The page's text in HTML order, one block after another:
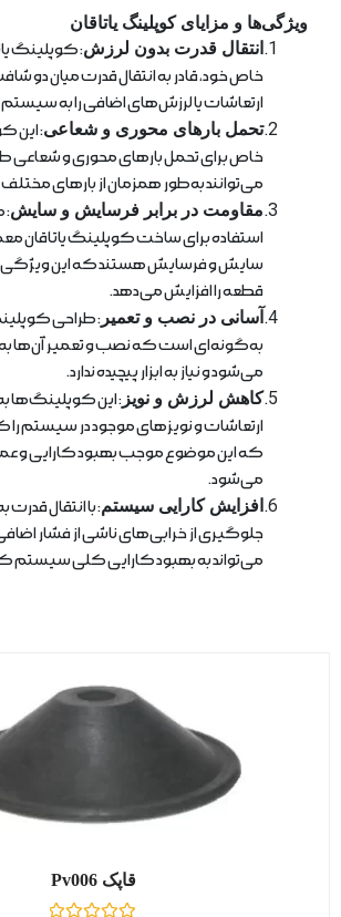
ویژگی‌ها و مزایای کوپلینگ یاتاقان
انتقال قدرت بدون لرزش: کوپلینگ
خاص خود، قادر به انتقال قدرت میان دو
ارتعاشات یا لرزش‌های اضافی را به سیستم
تحمل بارهای محوری و شعاعی: این
خاص برای تحمل بارهای محوری و شعاعی
می‌توانند به‌طور همزمان از بارهای
مقاومت در برابر فرسایش و سایش:
استفاده برای ساخت کوپلینگ یاتاقان
سایش و فرسایش هستند که این ویژگی
قطعه را افزایش می‌دهد.
آسانی در نصب و تعمیر : طراحی
به‌گونه‌ای است که نصب و تعمیر آن‌ها
می‌شود و نیاز به ابزار پیچیده ندارد.
کاهش لرزش و نویز : این کوپلینگ‌ها
ارتعاشات و نویزهای موجود در سیستم
که این موضوع موجب بهبود کارایی و
می‌شود.
افزایش کارایی سیستم: با انتقال قدرت
جلوگیری از خرابی‌های ناشی از فشار
می‌تواند به بهبود کارایی کلی
قاپک Pv006